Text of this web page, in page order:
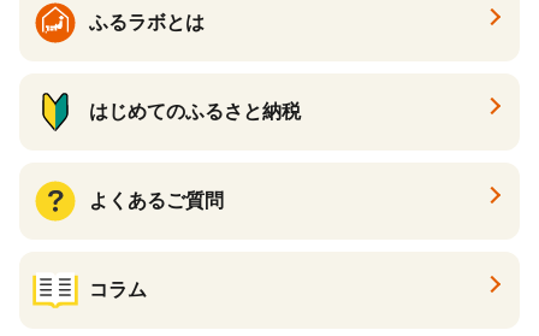
ふるラボとは
はじめてのふるさと納税
よくあるご質問
コラム